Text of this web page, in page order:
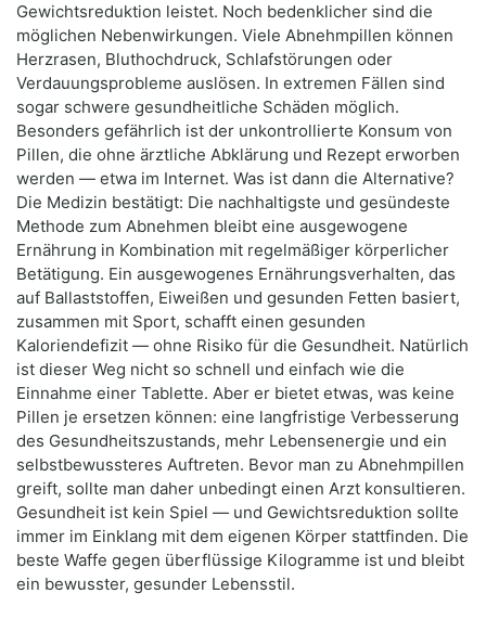
Gewichtsreduktion leistet. Noch bedenklicher sind die
möglichen Nebenwirkungen. Viele Abnehmpillen können
Herzrasen, Bluthochdruck, Schlafstörungen oder
Verdauungsprobleme auslösen. In extremen Fällen sind
sogar schwere gesundheitliche Schäden möglich.
Besonders gefährlich ist der unkontrollierte Konsum von
Pillen, die ohne ärztliche Abklärung und Rezept erworben
werden — etwa im Internet. Was ist dann die Alternative?
Die Medizin bestätigt: Die nachhaltigste und gesündeste
Methode zum Abnehmen bleibt eine ausgewogene
Ernährung in Kombination mit regelmäßiger körperlicher
Betätigung. Ein ausgewogenes Ernährungsverhalten, das
auf Ballaststoffen, Eiweißen und gesunden Fetten basiert,
zusammen mit Sport, schafft einen gesunden
Kaloriendefizit — ohne Risiko für die Gesundheit. Natürlich
ist dieser Weg nicht so schnell und einfach wie die
Einnahme einer Tablette. Aber er bietet etwas, was keine
Pillen je ersetzen können: eine langfristige Verbesserung
des Gesundheitszustands, mehr Lebensenergie und ein
selbstbewussteres Auftreten. Bevor man zu Abnehmpillen
greift, sollte man daher unbedingt einen Arzt konsultieren.
Gesundheit ist kein Spiel — und Gewichtsreduktion sollte
immer im Einklang mit dem eigenen Körper stattfinden. Die
beste Waffe gegen überflüssige Kilogramme ist und bleibt
ein bewusster, gesunder Lebensstil.